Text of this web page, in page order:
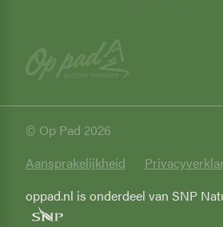
© Op Pad 2026
Privacy
Aansprakelijkheid
oppad.nl is onderdeel van SNP